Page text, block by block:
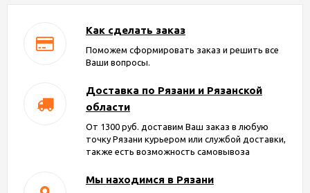
Как сделать заказ
Поможем сформировать заказ и решить все
Ваши вопросы.
Доставка по Рязани и Рязанской
области
От 1300 руб. доставим Ваш заказ в любую
точку Рязани курьером или службой доставки,
также есть возможность самовывоза
Мы находимся в Рязани